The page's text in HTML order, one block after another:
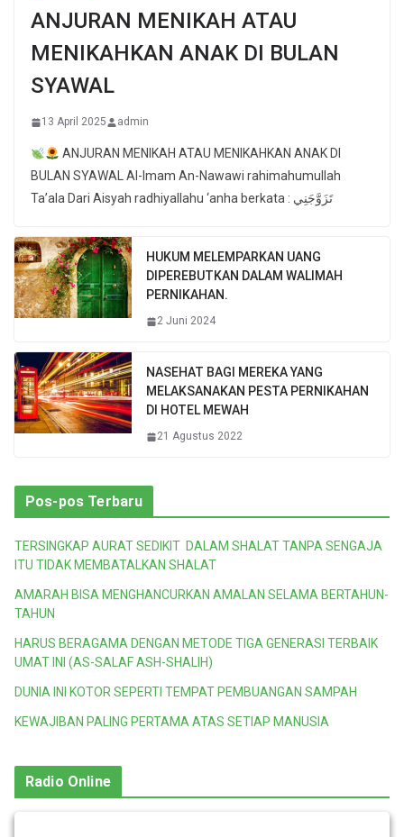
ANJURAN MENIKAH ATAU
MENIKAHKAN ANAK DI BULAN
SYAWAL
13 April 2025 admin
ANJURAN MENIKAH ATAU MENIKAHKAN ANAK DI
BULAN SYAWAL Al-Imam An-Nawawi rahimahumullah
Ta’ala Dari Aisyah radhiyallahu ‘anha berkata : تَزَوَّجَنِي
HUKUM MELEMPARKAN UANG
DIPEREBUTKAN DALAM WALIMAH
PERNIKAHAN.
2 Juni 2024
NASEHAT BAGI MEREKA YANG
MELAKSANAKAN PESTA PERNIKAHAN
DI HOTEL MEWAH
21 Agustus 2022
Pos-pos Terbaru
TERSINGKAP AURAT SEDIKIT DALAM SHALAT TANPA SENGAJA
ITU TIDAK MEMBATALKAN SHALAT
AMARAH BISA MENGHANCURKAN AMALAN SELAMA BERTAHUN-
TAHUN
HARUS BERAGAMA DENGAN METODE TIGA GENERASI TERBAIK
UMAT INI (AS-SALAF ASH-SHALIH)
DUNIA INI KOTOR SEPERTI TEMPAT PEMBUANGAN SAMPAH
KEWAJIBAN PALING PERTAMA ATAS SETIAP MANUSIA
Radio Online